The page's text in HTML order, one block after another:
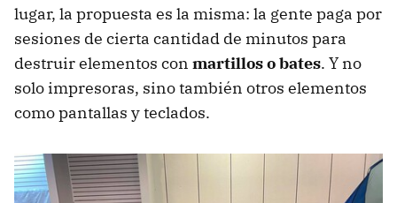
lugar, la propuesta es la misma: la gente paga por
sesiones de cierta cantidad de minutos para
destruir elementos con martillos o bates. Y no
solo impresoras, sino también otros elementos
como pantallas y teclados.